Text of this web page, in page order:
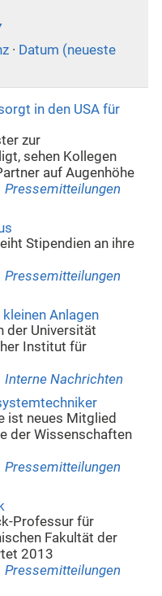
· Datum (neueste
in den USA für
zur
sehen Kollegen
auf Augenhöhe
Pressemitteilungen
Stipendien an ihre
Pressemitteilungen
Anlagen
der Universität
Institut für
Interne Nachrichten
ist neues Mitglied
der Wissenschaften
Pressemitteilungen
Professur für
Fakultät der
2013
Pressemitteilungen